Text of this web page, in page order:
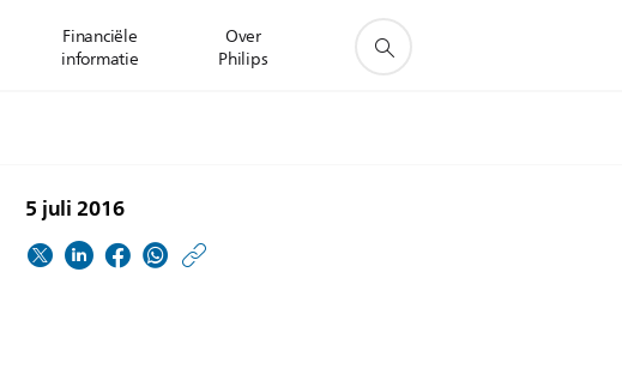
Financiële
informatie
Over
Philips
5 juli 2016